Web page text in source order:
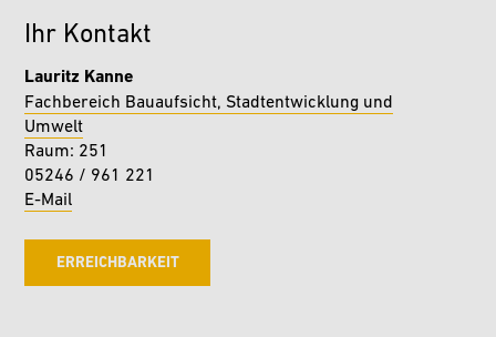
Ihr Kontakt
Lauritz Kanne
Fachbereich Bauaufsicht, Stadtentwicklung und
Umwelt
Raum: 251
05246 / 961 221
E-Mail
ERREICHBARKEIT